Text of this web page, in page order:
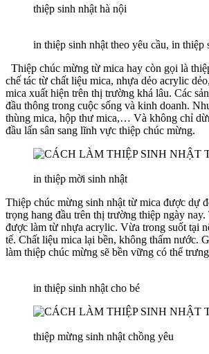
thiệp sinh nhật hà nội
in thiệp sinh nhật theo yêu cầu, in thiệp
Thiệp chúc mừng từ mica hay còn gọi là
chế tác từ chất liệu mica, nhựa dẻo acrylic
mica xuất hiện trên thị trường khá lâu. Các
đầu thông trong cuộc sống và kinh doanh.
thùng mica, hộp thư mica,… Và không chỉ
đầu lấn sân sang lĩnh vực thiệp chúc mừng.
in thiệp mời sinh nhật
Thiệp chúc mừng sinh nhật từ mica được dự
trọng hang đầu trên thị trường thiệp ngày
được làm từ nhựa acrylic. Vừa trong suốt tại
tế. Chất liệu mica lại bền, không thấm nước.
làm thiệp chúc mừng sẽ bền vững có thể
in thiệp sinh nhật cho bé
thiệp mừng sinh nhật chồng yêu